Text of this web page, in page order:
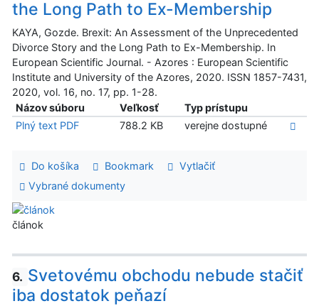
the Long Path to Ex-Membership
KAYA, Gozde. Brexit: An Assessment of the Unprecedented
Divorce Story and the Long Path to Ex-Membership. In
European Scientific Journal. - Azores : European Scientific
Institute and University of the Azores, 2020. ISSN 1857-7431,
2020, vol. 16, no. 17, pp. 1-28.
Názov súboru
Veľkosť
Typ prístupu
Plný text PDF
788.2 KB verejne dostupné
Do košíka Bookmark
Vytlačiť
Vybrané dokumenty
článok
6. Svetovému obchodu nebude stačiť
iba dostatok peňazí